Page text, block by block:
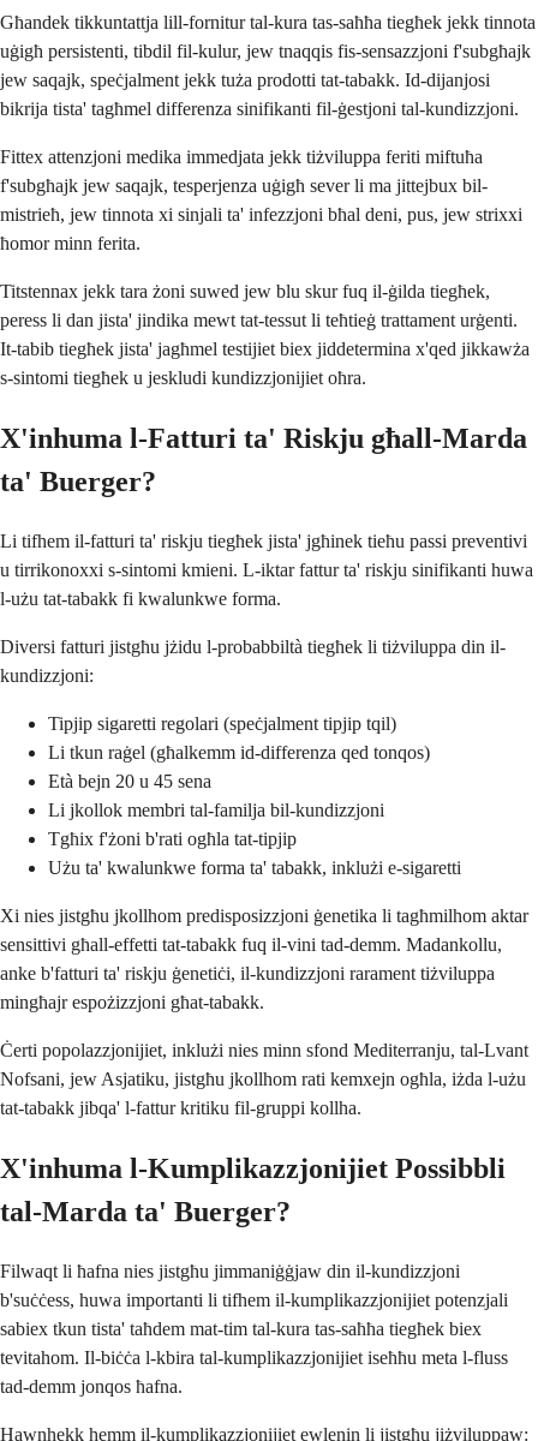
Għandek tikkuntattja lill-fornitur tal-kura tas-saħħa tiegħek jekk tinnota
uġigħ persistenti, tibdil fil-kulur, jew tnaqqis fis-sensazzjoni f'subgħajk
jew saqajk, speċjalment jekk tuża prodotti tat-tabakk. Id-dijanjosi
bikrija tista' tagħmel differenza sinifikanti fil-ġestjoni tal-kundizzjoni.
Fittex attenzjoni medika immedjata jekk tiżviluppa feriti miftuħa
f'subgħajk jew saqajk, tesperjenza uġigħ sever li ma jittejbux bil-
mistrieħ, jew tinnota xi sinjali ta' infezzjoni bħal deni, pus, jew strixxi
ħomor minn ferita.
Titstennax jekk tara żoni suwed jew blu skur fuq il-ġilda tiegħek,
peress li dan jista' jindika mewt tat-tessut li teħtieġ trattament urġenti.
It-tabib tiegħek jista' jagħmel testijiet biex jiddetermina x'qed jikkawża
s-sintomi tiegħek u jeskludi kundizzjonijiet oħra.
X'inhuma l-Fatturi ta' Riskju għall-Marda
ta' Buerger?
Li tifhem il-fatturi ta' riskju tiegħek jista' jgħinek tieħu passi preventivi
u tirrikonoxxi s-sintomi kmieni. L-iktar fattur ta' riskju sinifikanti huwa
l-użu tat-tabakk fi kwalunkwe forma.
Diversi fatturi jistgħu jżidu l-probabbiltà tiegħek li tiżviluppa din il-
kundizzjoni:
Tipjip sigaretti regolari (speċjalment tipjip tqil)
Li tkun raġel (għalkemm id-differenza qed tonqos)
Età bejn 20 u 45 sena
Li jkollok membri tal-familja bil-kundizzjoni
Tgħix f'żoni b'rati ogħla tat-tipjip
Użu ta' kwalunkwe forma ta' tabakk, inklużi e-sigaretti
Xi nies jistgħu jkollhom predisposizzjoni ġenetika li tagħmilhom aktar
sensittivi għall-effetti tat-tabakk fuq il-vini tad-demm. Madankollu,
anke b'fatturi ta' riskju ġenetiċi, il-kundizzjoni rarament tiżviluppa
mingħajr espożizzjoni għat-tabakk.
Ċerti popolazzjonijiet, inklużi nies minn sfond Mediterranju, tal-Lvant
Nofsani, jew Asjatiku, jistgħu jkollhom rati kemxejn ogħla, iżda l-użu
tat-tabakk jibqa' l-fattur kritiku fil-gruppi kollha.
X'inhuma l-Kumplikazzjonijiet Possibbli
tal-Marda ta' Buerger?
Filwaqt li ħafna nies jistgħu jimmaniġġjaw din il-kundizzjoni
b'suċċess, huwa importanti li tifhem il-kumplikazzjonijiet potenzjali
sabiex tkun tista' taħdem mat-tim tal-kura tas-saħħa tiegħek biex
tevitahom. Il-biċċa l-kbira tal-kumplikazzjonijiet iseħħu meta l-fluss
tad-demm jonqos ħafna.
Hawnhekk hemm il-kumplikazzjonijiet ewlenin li jistgħu jiżviluppaw: